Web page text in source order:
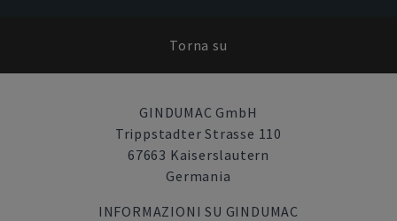
Torna su
GINDUMAC GmbH
Trippstadter Strasse 110
67663 Kaiserslautern
Germania
INFORMAZIONI SU GINDUMAC